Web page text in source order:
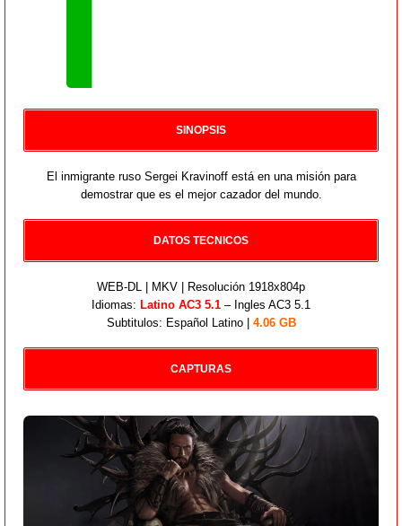
SINOPSIS
El inmigrante ruso Sergei Kravinoff está en una misión para
demostrar que es el mejor cazador del mundo.
DATOS TECNICOS
WEB-DL | MKV | Resolución 1918x804p
Idiomas: Latino AC3 5.1 – Ingles AC3 5.1
Subtitulos: Español Latino | 4.06 GB
CAPTURAS